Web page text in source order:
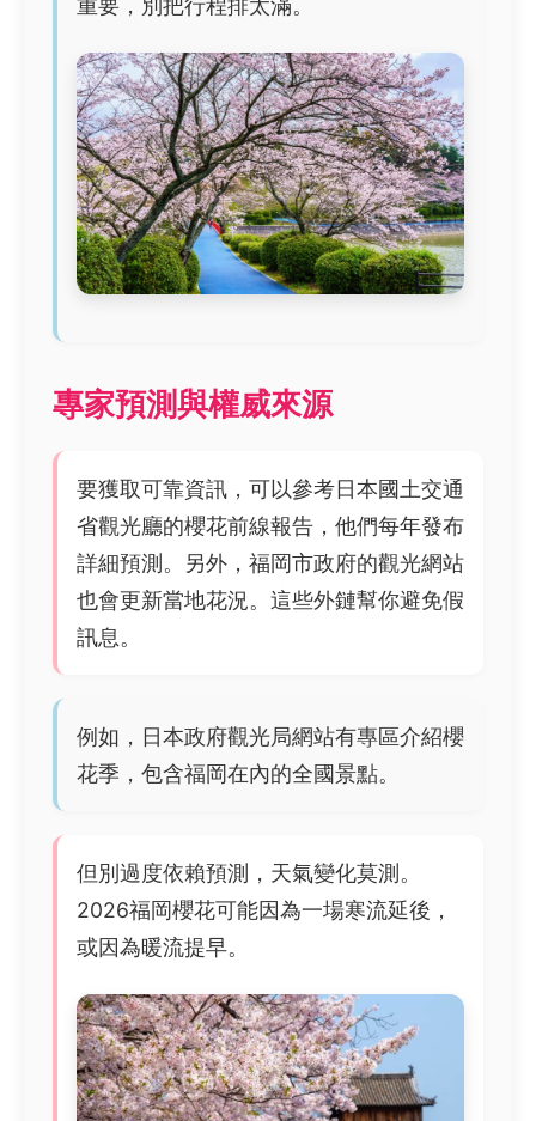
重要，別把行程排太滿。
專家預測與權威來源
要獲取可靠資訊，可以參考日本國土交通
省觀光廳的櫻花前線報告，他們每年發布
詳細預測。另外，福岡市政府的觀光網站
也會更新當地花況。這些外鏈幫你避免假
訊息。
例如，日本政府觀光局網站有專區介紹櫻
花季，包含福岡在內的全國景點。
但別過度依賴預測，天氣變化莫測。
2026福岡櫻花可能因為一場寒流延後，
或因為暖流提早。